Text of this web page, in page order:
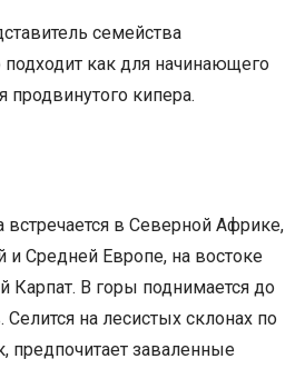
семейства
подходит как для начинающего
продвинутого кипера.
встречается в Северной Африке,
Средней Европе, на востоке
Карпат. В горы поднимается до
на лесистых склонах по
предпочитает заваленные